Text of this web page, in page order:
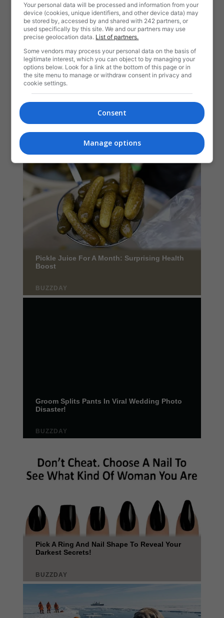
Your personal data will be processed and information from your
device (cookies, unique identifiers, and other device data) may
be stored by, accessed by and shared with 242 partners, or
used specifically by this site. We and our partners may use
precise geolocation data. List of partners.
Some vendors may process your personal data on the basis of
legitimate interest, which you can object to by managing your
options below. Look for a link at the bottom of this page or in
the site menu to manage or withdraw consent in privacy and
cookie settings.
Consent
Manage options